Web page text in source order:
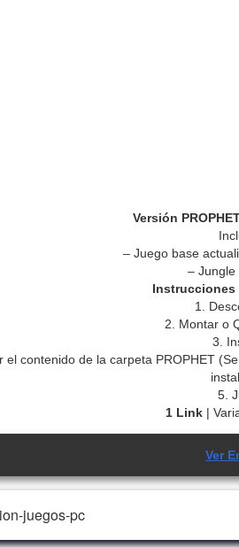
Versión
– Juego base
– Jungle
Instrucciones
1.
2. Montar o
3.
el contenido de la carpeta PROPHET
5.
1 Link|
Ver
juegos-pc